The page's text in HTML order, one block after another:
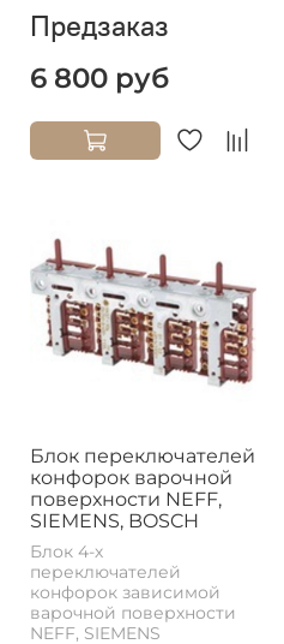
Предзаказ
6 800 руб
Блок переключателей
конфорок варочной
поверхности NEFF,
SIEMENS, BOSCH
Блок 4-х
переключателей
конфорок зависимой
варочной поверхности
NEFF, SIEMENS